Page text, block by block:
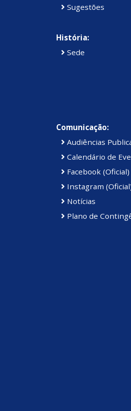
Sugestões
História:
Sede
Comunicação:
Audiências
Calendário de
Facebook (Oficial)
Instagram
Notícias
Plano de